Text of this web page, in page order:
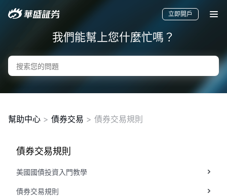
要聞
快訊
美股
港股
新股
立即開戶
我們能幫上您什麼忙嗎？
幫助中心 > 債券交易 > 債券交易規則
債券交易規則
美國國債投資入門教學
債券交易規則